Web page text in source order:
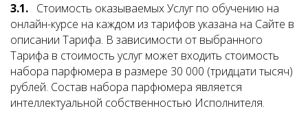
3.1. Стоимость оказываемых Услуг по обучению на
онлайн-курсе на каждом из тарифов указана на Сайте в
описании Тарифа. В зависимости от выбранного
Тарифа в стоимость услуг может входить стоимость
набора парфюмера в размере 30 000 (тридцати тысяч)
рублей. Состав набора парфюмера является
интеллектуальной собственностью Исполнителя.